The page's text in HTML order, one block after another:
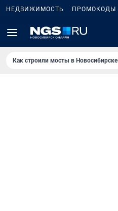
НЕДВИЖИМОСТЬ ПРОМОКОДЫ
Как строили мосты в Новосибирске